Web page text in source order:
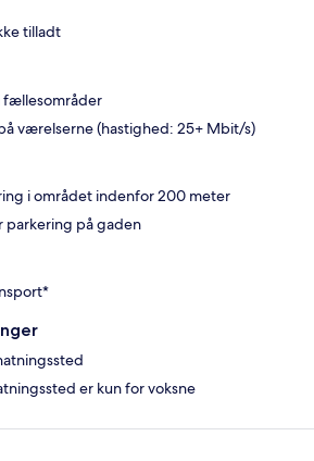
tilladt
fællesområder
værelserne (hastighed: 25+ Mbit/s)
i området indenfor 200 meter
parkering på gaden
er kun for voksne